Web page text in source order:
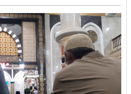
Pesan
Masran
Abajia
di
Malam
ke-
18